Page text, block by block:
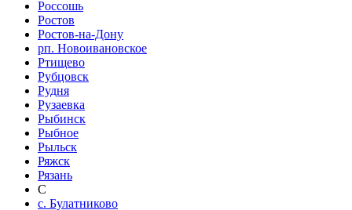
Россошь
Ростов
Ростов-на-Дону
рп. Новоивановское
Ртищево
Рубцовск
Рудня
Рузаевка
Рыбинск
Рыбное
Рыльск
Ряжск
Рязань
С
с. Булатниково